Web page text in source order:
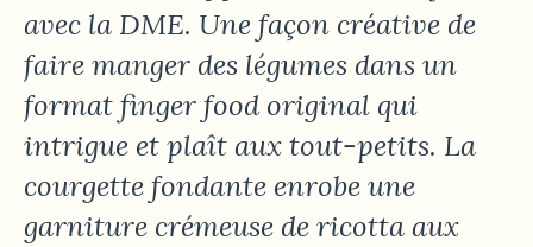
avec la DME. Une façon créative de
faire manger des légumes dans un
format finger food original qui
intrigue et plaît aux tout-petits. La
courgette fondante enrobe une
garniture crémeuse de ricotta aux